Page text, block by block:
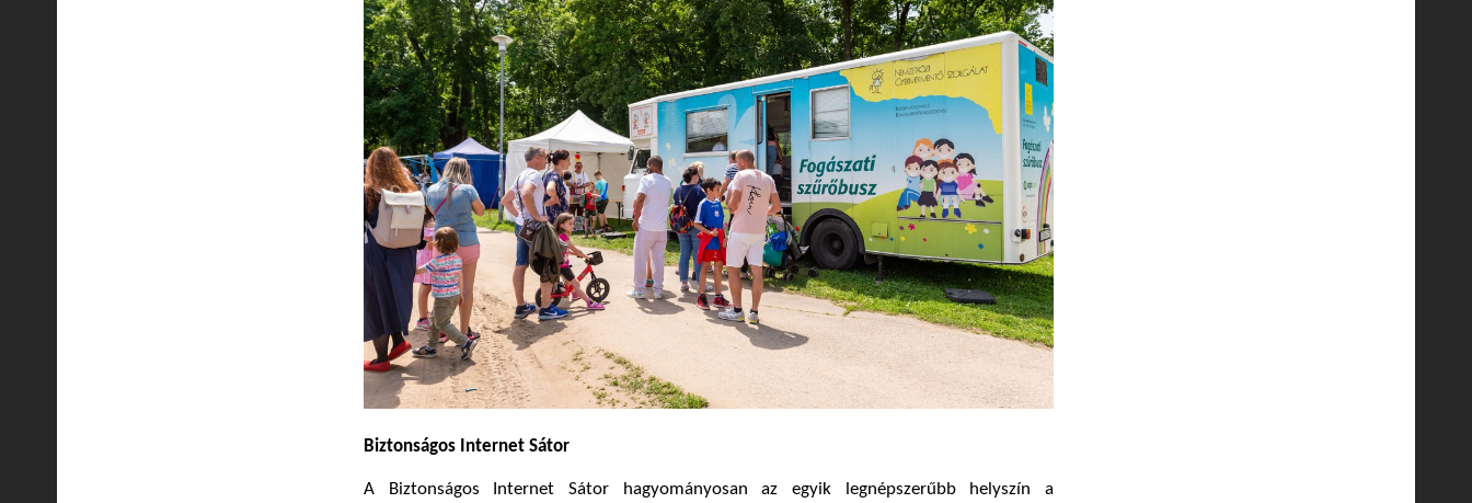
Biztonságos Internet Sátor
A Biztonságos Internet Sátor hagyományosan az egyik legnépszerűbb helyszín a